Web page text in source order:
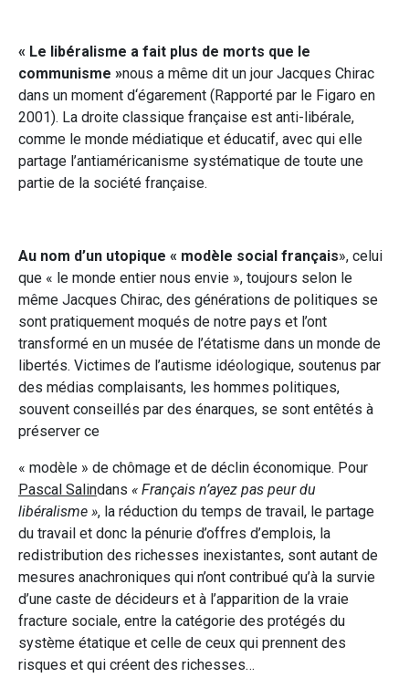
« Le libéralisme a fait plus de morts que le
communisme »nous a même dit un jour Jacques Chirac
dans un moment d‘égarement (Rapporté par le Figaro en
2001). La droite classique française est anti-libérale,
comme le monde médiatique et éducatif, avec qui elle
partage l’antiaméricanisme systématique de toute une
partie de la société française.
Au nom d’un utopique « modèle social français», celui
que « le monde entier nous envie », toujours selon le
même Jacques Chirac, des générations de politiques se
sont pratiquement moqués de notre pays et l’ont
transformé en un musée de l’étatisme dans un monde de
libertés. Victimes de l’autisme idéologique, soutenus par
des médias complaisants, les hommes politiques,
souvent conseillés par des énarques, se sont entêtés à
préserver ce
« modèle » de chômage et de déclin économique. Pour
Pascal Salindans « Français n’ayez pas peur du
libéralisme », la réduction du temps de travail, le partage
du travail et donc la pénurie d’offres d’emplois, la
redistribution des richesses inexistantes, sont autant de
mesures anachroniques qui n’ont contribué qu’à la survie
d’une caste de décideurs et à l’apparition de la vraie
fracture sociale, entre la catégorie des protégés du
système étatique et celle de ceux qui prennent des
risques et qui créent des richesses…